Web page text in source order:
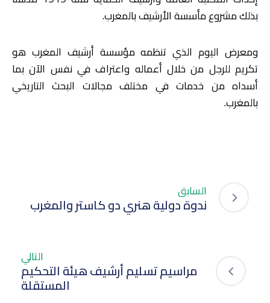
بذلك مشروع مأسسة الأرشيف بالمغرب.
ومعرض اليوم الذي تنظمه مؤسسة أرشيف المغرب هو
تكريم للرجل من خلال أعماله واعتراف في نفس الآن بما
أسداه من خدمات في مختلف مجالات البحث التاريخي
بالمغرب.
السابق
ندوة دولية هنري دو كاستر والمغرب
التالي
مراسيم تسليم أرشيف هيئة التحكيم
المستقلة